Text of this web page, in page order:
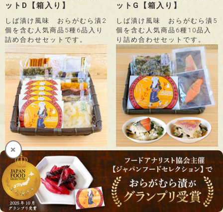
×
ットD【箱入り】
しば漬け風味 おらがむら漬2
個を含む人気商品5種6品入り
詰め合わせセットです。
ットG【箱入り】
しば漬け風味 おらがむら漬5
個を含む人気商品6種10品入
り詰め合わせセットです。
ニシダやの定番 お漬物セ
ットJ【箱入り】
しば漬け風味 おらがむら漬5
個を含む人気商品12種16品入
り詰め合わせセットです。
【お茶漬入りセットA・
鮭・金目】
お漬物2種と高級茶漬けの贅沢
セット！